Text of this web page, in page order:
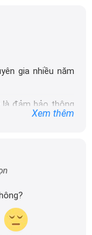
gia nhiều năm
là đảm bảo thông
thường
Xem thêm